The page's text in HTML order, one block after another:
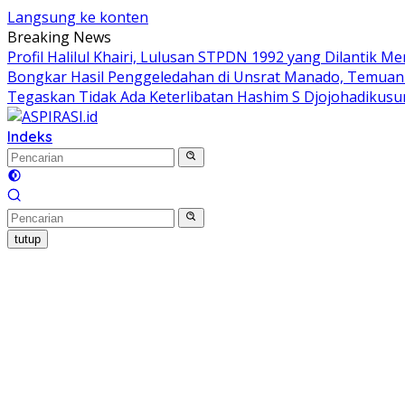
Langsung ke konten
Breaking News
Profil Halilul Khairi, Lulusan STPDN 1992 yang Dilantik
Bongkar Hasil Penggeledahan di Unsrat Manado,
Tegaskan Tidak Ada Keterlibatan Hashim S
Indeks
tutup